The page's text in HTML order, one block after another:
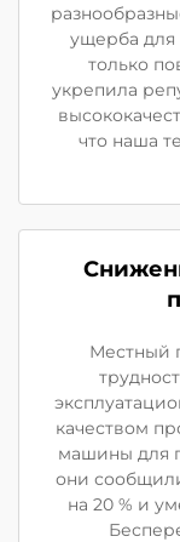
ущерба для
только
укрепила
что наша
Местный
качеством
машины для
они
на 20 % и